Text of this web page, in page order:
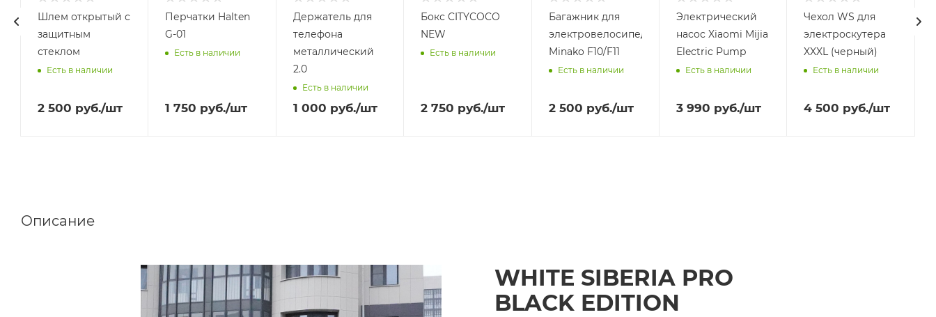
Шлем открытый с
защитным
стеклом
Есть в наличии
2 500 руб./шт
Перчатки Halten
G-01
Есть в наличии
1 750 руб./шт
Держатель для
телефона
металлический
2.0
Есть в наличии
1 000 руб./шт
Бокс CITYCOCO
NEW
Есть в наличии
2 750 руб./шт
Багажник для
электровелосипеда
Minako F10/F11
Есть в наличии
2 500 руб./шт
Электрический
насос Xiaomi Mijia
Electric Pump
Есть в наличии
3 990 руб./шт
Чехол WS для
электроскутера
XXXL (черный)
Есть в наличии
4 500 руб./шт
Описание
WHITE SIBERIA PRO
BLACK EDITION